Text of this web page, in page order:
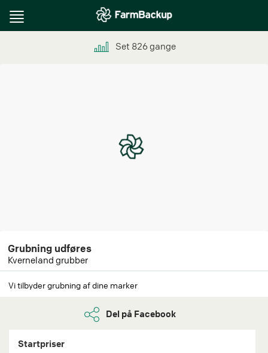
Toggle
Set 826gange
Grubning udføres
Kverneland grubber
Vi tilbyder grubning af dine marker
Del på Facebook
Startpriser